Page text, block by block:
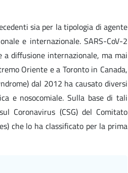
sia per la tipologia di agente
e internazionale. SARS-CoV-2
a diffusione internazionale, ma mai
Oriente e a Toronto in Canada,
dal 2012 ha causato diversi
e nosocomiale. Sulla base di tali
Coronavirus (CSG) del Comitato
che lo ha classificato per la prima